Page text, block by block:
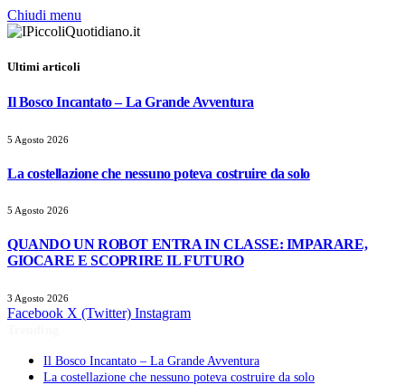
Chiudi menu
Ultimi articoli
Il Bosco Incantato – La Grande Avventura
5 Agosto 2026
La costellazione che nessuno poteva costruire da solo
5 Agosto 2026
QUANDO UN ROBOT ENTRA IN CLASSE: IMPARARE,
GIOCARE E SCOPRIRE IL FUTURO
3 Agosto 2026
Facebook X (Twitter) Instagram
Il Bosco Incantato – La Grande Avventura
La costellazione che nessuno poteva costruire da solo